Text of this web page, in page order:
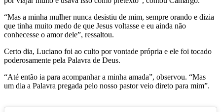
“Mas a minha mulher nunca desistiu de mim, sempre orando e dizia
que tinha muito medo de que Jesus voltasse e eu ainda não
conhecesse o amor dele”, ressaltou.
Certo dia, Luciano foi ao culto por vontade própria e ele foi tocado
poderosamente pela Palavra de Deus.
“Até então ia para acompanhar a minha amada”, observou. “Mas
um dia a Palavra pregada pelo nosso pastor veio direto para mim”.